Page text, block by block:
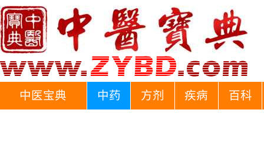
中医宝典 中药 方剂 疾病 百科